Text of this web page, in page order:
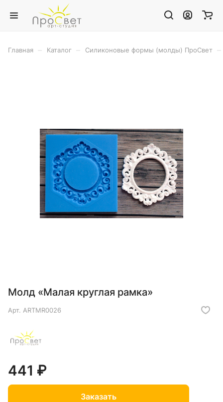
Главная Каталог Силиконовые формы (молды) ПроСвет
Молд «Малая круглая рамка»
Арт. ARTMR0026
441 ₽
Заказать